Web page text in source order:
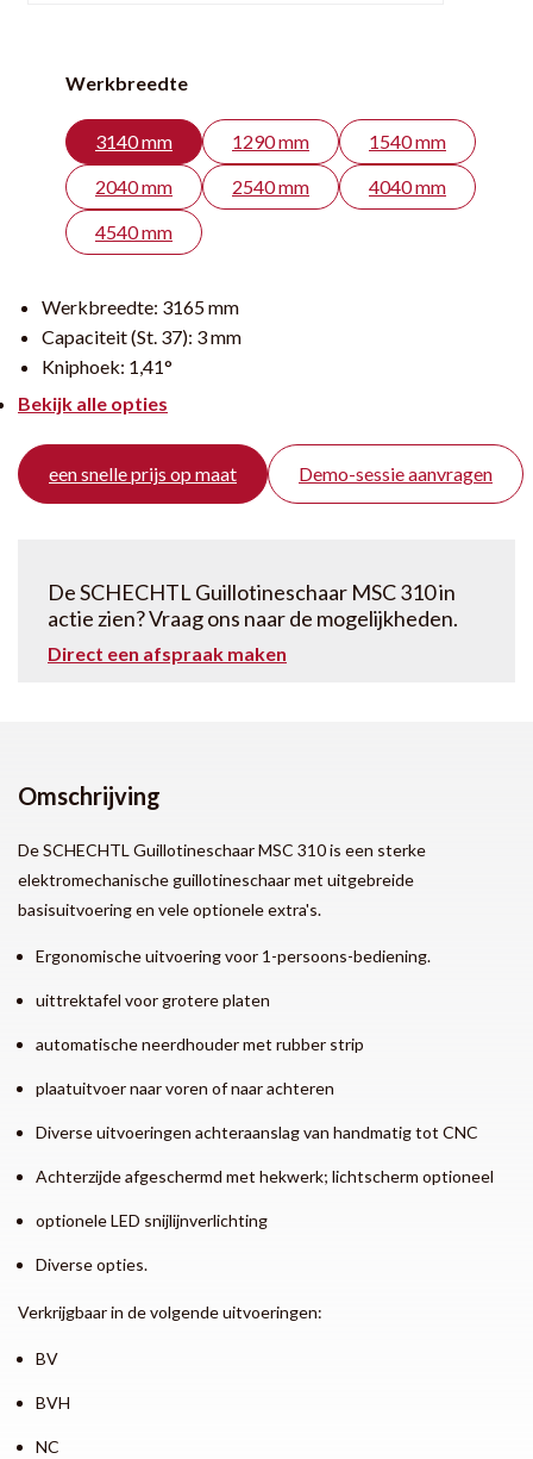
Werkbreedte
3140 mm 1290 mm
1540 mm
2040 mm
2540 mm
4040 mm
4540 mm
Werkbreedte: 3165 mm
Capaciteit (St. 37): 3 mm
Kniphoek: 1,41°
Bekijk alle opties
een snelle prijs op maat Demo-sessie aanvragen
De SCHECHTL Guillotineschaar MSC 310 in
actie zien? Vraag ons naar de mogelijkheden.
Direct een afspraak maken
Omschrijving
De SCHECHTL Guillotineschaar MSC 310 is een sterke
elektromechanische guillotineschaar met uitgebreide
basisuitvoering en vele optionele extra's.
Ergonomische uitvoering voor 1-persoons-bediening.
uittrektafel voor grotere platen
automatische neerdhouder met rubber strip
plaatuitvoer naar voren of naar achteren
Diverse uitvoeringen achteraanslag van handmatig tot CNC
Achterzijde afgeschermd met hekwerk; lichtscherm optioneel
optionele LED snijlijnverlichting
Diverse opties.
Verkrijgbaar in de volgende uitvoeringen:
BV
BVH
NC